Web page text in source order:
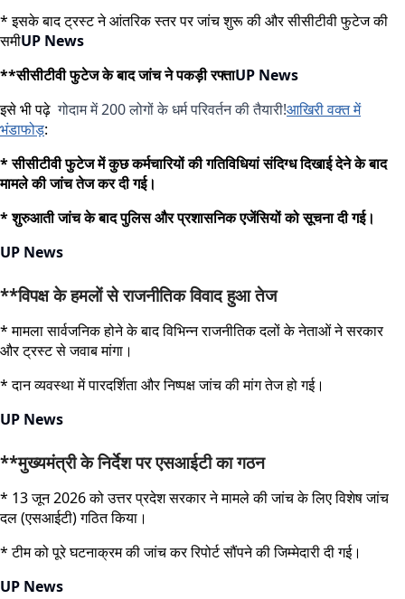
* इसके बाद ट्रस्ट ने आंतरिक स्तर पर जांच शुरू की और सीसीटीवी फुटेज की
समीUP News
**सीसीटीवी फुटेज के बाद जांच ने पकड़ी रफ्ताUP News
इसे भी पढ़े गोदाम में 200 लोगों के धर्म परिवर्तन की तैयारी!आखिरी वक्त में
भंडाफोड़:
* सीसीटीवी फुटेज में कुछ कर्मचारियों की गतिविधियां संदिग्ध दिखाई देने के बाद
मामले की जांच तेज कर दी गई।
* शुरुआती जांच के बाद पुलिस और प्रशासनिक एजेंसियों को सूचना दी गई।
UP News
**विपक्ष के हमलों से राजनीतिक विवाद हुआ तेज
* मामला सार्वजनिक होने के बाद विभिन्न राजनीतिक दलों के नेताओं ने सरकार
और ट्रस्ट से जवाब मांगा।
* दान व्यवस्था में पारदर्शिता और निष्पक्ष जांच की मांग तेज हो गई।
UP News
**मुख्यमंत्री के निर्देश पर एसआईटी का गठन
* 13 जून 2026 को उत्तर प्रदेश सरकार ने मामले की जांच के लिए विशेष जांच
दल (एसआईटी) गठित किया।
* टीम को पूरे घटनाक्रम की जांच कर रिपोर्ट सौंपने की जिम्मेदारी दी गई।
UP News